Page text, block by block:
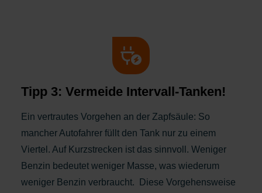
Tipp 3: Vermeide Intervall-Tanken!
Ein vertrautes Vorgehen an der Zapfsäule: So
mancher Autofahrer füllt den Tank nur zu einem
Viertel. Auf Kurzstrecken ist das sinnvoll. Weniger
Benzin bedeutet weniger Masse, was wiederum
weniger Benzin verbraucht. Diese Vorgehensweise